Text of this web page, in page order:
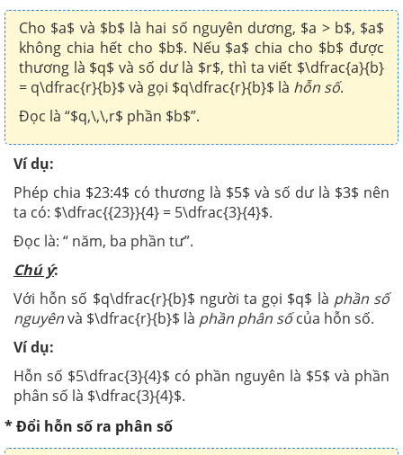
Cho $a$ và $b$ là hai số nguyên dương, $a > b$, $a$
không chia hết cho $b$. Nếu $a$ chia cho $b$ được
thương là $q$ và số dư là $r$, thì ta viết $\dfrac{a}{b}
= q\dfrac{r}{b}$ và gọi $q\dfrac{r}{b}$ là hỗn số.
Đọc là “$q,\,\,r$ phần $b$”.
Ví dụ:
Phép chia $23:4$ có thương là $5$ và số dư là $3$ nên
ta có: $\dfrac{{23}}{4} = 5\dfrac{3}{4}$.
Đọc là: “ năm, ba phần tư”.
Chú ý:
Với hỗn số $q\dfrac{r}{b}$ người ta gọi $q$ là phần số
nguyênvà $\dfrac{r}{b}$ là phần phân sốcủa hỗn số.
Ví dụ:
Hỗn số $5\dfrac{3}{4}$ có phần nguyên là $5$ và phần
phân số là $\dfrac{3}{4}$.
* Đổi hỗn số ra phân số